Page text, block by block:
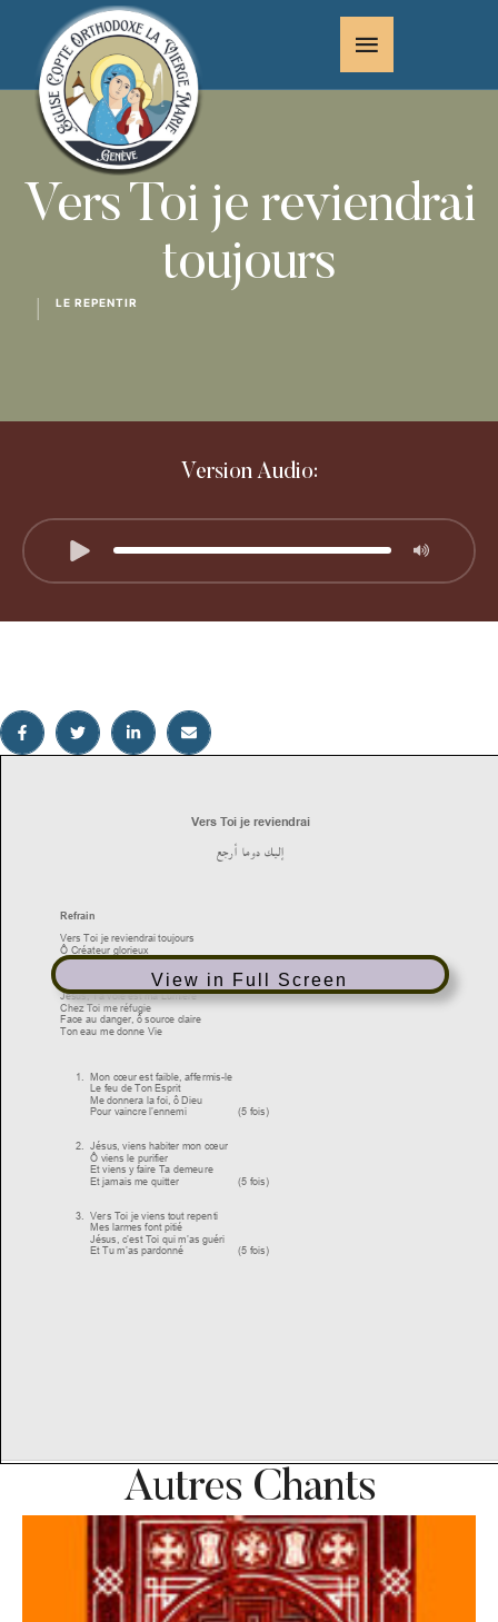
Vers Toi je reviendrai
toujours
LE REPENTIR
Version Audio:
View in Full Screen
Autres Chants